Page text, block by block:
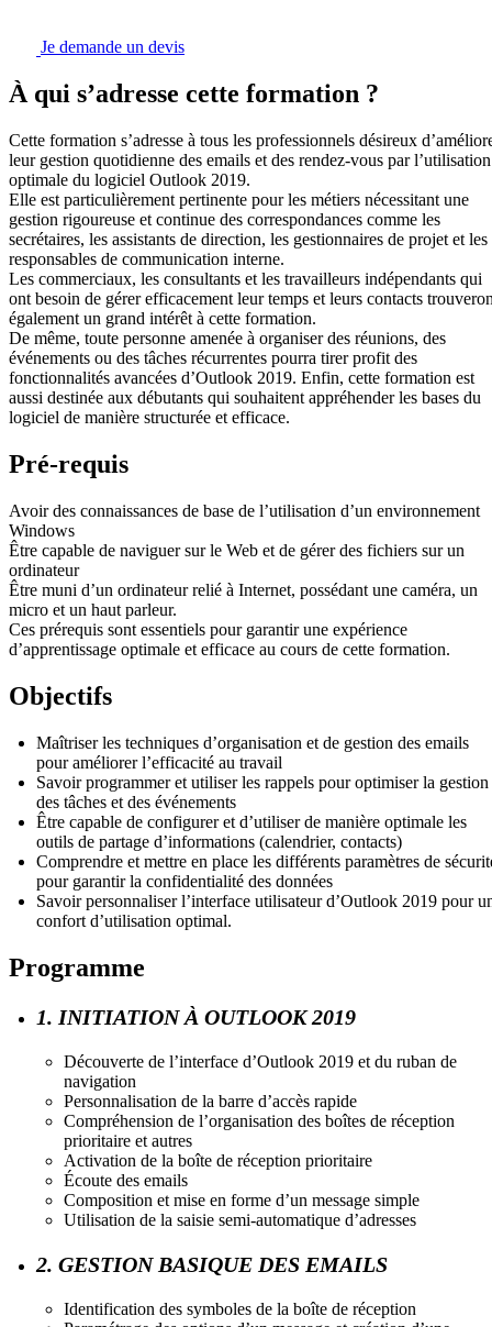
Je demande un devis
À qui s’adresse cette formation ?
Cette formation s’adresse à tous les professionnels désireux
leur gestion quotidienne des emails et des rendez-vous par l’utilisation
optimale du logiciel Outlook 2019.
Elle est particulièrement pertinente pour les métiers nécessitant une
gestion rigoureuse et continue des correspondances comme les
secrétaires, les assistants de direction, les gestionnaires de projet et les
responsables de communication interne.
Les commerciaux, les consultants et les travailleurs indépendants qui
ont besoin de gérer efficacement leur temps et leurs contacts
également un grand intérêt à cette formation.
De même, toute personne amenée à organiser des réunions, des
événements ou des tâches récurrentes pourra tirer profit des
fonctionnalités avancées d’Outlook 2019. Enfin, cette formation est
aussi destinée aux débutants qui souhaitent appréhender les bases du
logiciel de manière structurée et efficace.
Pré-requis
Avoir des connaissances de base de l’utilisation d’un environnement
Windows
Être capable de naviguer sur le Web et de gérer des fichiers sur un
ordinateur
Être muni d’un ordinateur relié à Internet, possédant une caméra, un
micro et un haut parleur.
Ces prérequis sont essentiels pour garantir une expérience
d’apprentissage optimale et efficace au cours de cette formation.
Objectifs
Maîtriser les techniques d’organisation et de gestion des emails
pour améliorer l’efficacité au travail
Savoir programmer et utiliser les rappels pour optimiser la gestion
des tâches et des événements
Être capable de configurer et d’utiliser de manière optimale les
outils de partage d’informations (calendrier, contacts)
Comprendre et mettre en place les différents paramètres de
pour garantir la confidentialité des données
Savoir personnaliser l’interface utilisateur d’Outlook 2019 pour
confort d’utilisation optimal.
Programme
1. INITIATION À OUTLOOK 2019
Découverte de l’interface d’Outlook 2019 et du ruban de
navigation
Personnalisation de la barre d’accès rapide
Compréhension de l’organisation des boîtes de réception
prioritaire et autres
Activation de la boîte de réception prioritaire
Écoute des emails
Composition et mise en forme d’un message simple
Utilisation de la saisie semi-automatique d’adresses
2. GESTION BASIQUE DES EMAILS
Identification des symboles de la boîte de réception